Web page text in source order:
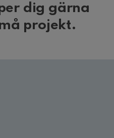
dig gärna
projekt.